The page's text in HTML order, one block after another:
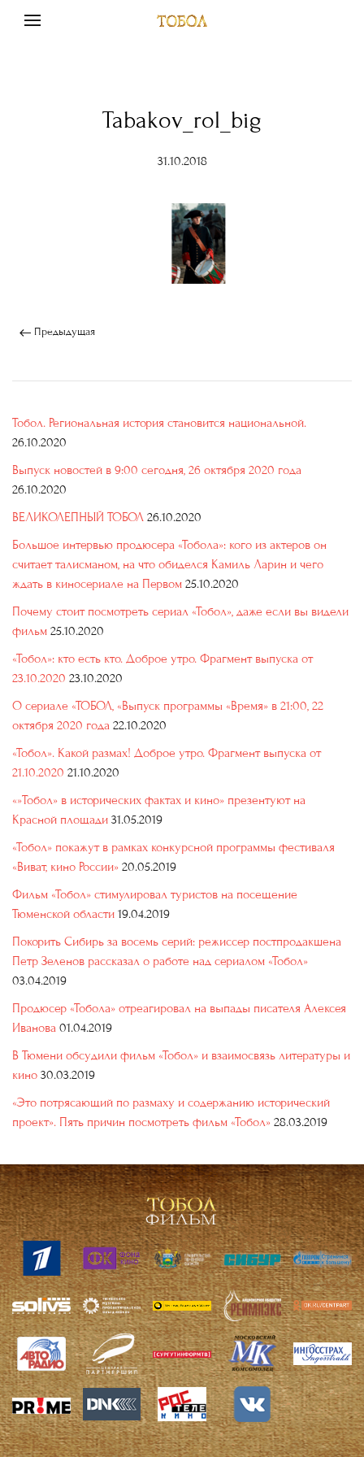
Tabakov_rol_big
31.10.2018
Предыдущая
Тобол. Региональная история становится национальной.
26.10.2020
Выпуск новостей в 9:00 сегодня, 26 октября 2020 года
26.10.2020
ВЕЛИКОЛЕПНЫЙ ТОБОЛ 26.10.2020
Большое интервью продюсера «Тобола»: кого из актеров он
считает талисманом, на что обиделся Камиль Ларин и чего
ждать в киносериале на Первом 25.10.2020
Почему стоит посмотреть сериал «Тобол», даже если вы видели
фильм 25.10.2020
«Тобол»: кто есть кто. Доброе утро. Фрагмент выпуска от
23.10.2020 23.10.2020
О сериале «ТОБОЛ, «Выпуск программы «Время» в 21:00, 22
октября 2020 года 22.10.2020
«Тобол». Какой размах! Доброе утро. Фрагмент выпуска от
21.10.2020 21.10.2020
«»Тобол» в исторических фактах и кино» презентуют на
Красной площади 31.05.2019
«Тобол» покажут в рамках конкурсной программы фестиваля
«Виват, кино России» 20.05.2019
Фильм «Тобол» стимулировал туристов на посещение
Тюменской области 19.04.2019
Покорить Сибирь за восемь серий: режиссер постпродакшена
Петр Зеленов рассказал о работе над сериалом «Тобол»
03.04.2019
Продюсер «Тобола» отреагировал на выпады писателя Алексея
Иванова 01.04.2019
В Тюмени обсудили фильм «Тобол» и взаимосвязь литературы и
кино 30.03.2019
«Это потрясающий по размаху и содержанию исторический
проект». Пять причин посмотреть фильм «Тобол» 28.03.2019